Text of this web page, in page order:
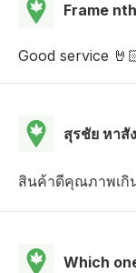
Frame
Good service
สุรชัย หาสัง
สินค้าดีคุณภาพเกิ
Which